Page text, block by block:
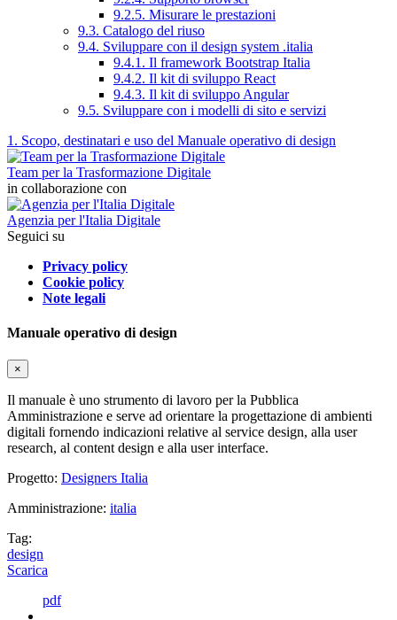
9.2.5. Misurare le prestazioni
9.3. Catalogo del riuso
9.4. Sviluppare con il design system .italia
9.4.1. Il framework Bootstrap Italia
9.4.2. Il kit di sviluppo React
9.4.3. Il kit di sviluppo Angular
9.5. Sviluppare con i modelli di sito e servizi
1. Scopo, destinatari e uso del Manuale operativo di design
Team per la Trasformazione Digitale
in collaborazione con
Agenzia per l'Italia Digitale
Seguici su
Privacy policy
Cookie policy
Note legali
Manuale operativo di design
×
Il manuale è uno strumento di lavoro per la Pubblica
Amministrazione e serve ad orientare la progettazione di ambienti
digitali fornendo indicazioni relative al service design, alla user
research, al content design e alla user interface.
Progetto: Designers Italia
Amministrazione: italia
Tag:
design
Scarica
pdf